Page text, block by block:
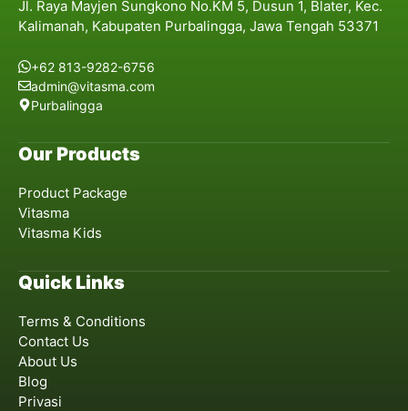
Jl. Raya Mayjen Sungkono No.KM 5, Dusun 1, Blater, Kec.
Kalimanah, Kabupaten Purbalingga, Jawa Tengah 53371
+62 813-9282-6756
admin@vitasma.com
Purbalingga
Our Products
Product Package
Vitasma
Vitasma Kids
Quick Links
Terms & Conditions
Contact Us
About Us
Blog
Privasi